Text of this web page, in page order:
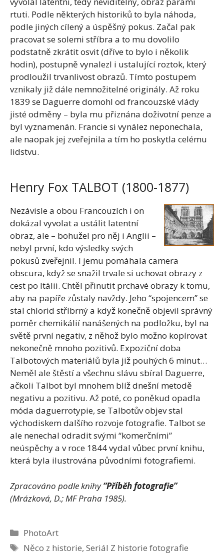
rtuti. Podle některých historiků to byla náhoda,
podle jiných cílený a úspěšný pokus. Začal pak
pracovat se solemi stříbra a to mu dovolilo
podstatně zkrátit osvit (dříve to bylo i několik
hodin), postupně vynalezl i ustalující roztok, který
prodloužil trvanlivost obrazů. Tímto postupem
vznikaly již dále nemnožitelné originály. Až roku
1839 se Daguerre domohl od francouzské vlády
jisté odměny – byla mu přiznána doživotní penze a
byl vyznamenán. Francie si vynález neponechala,
ale naopak jej zveřejnila a tím ho poskytla celému
lidstvu.
Henry Fox TALBOT (1800-1877)
Nezávisle a obou Francouzích i on
dokázal vyvolat a ustálit latentní
obraz, ale – bohužel pro něj i Anglii –
nebyl první, kdo výsledky svých
pokusů zveřejnil. I jemu pomáhala camera
obscura, když se snažil trvale si uchovat obrazy z
cest po Itálii. Chtěl přinutit prchavé obrazy k tomu,
aby na papíře zůstaly navždy. Jeho “spojencem” se
stal chlorid stříbrný a když konečně objevil správný
poměr chemikálií nanášených na podložku, byl na
světě první negativ, z něhož bylo možno kopírovat
nekonečně mnoho pozitivů. Expoziční doba
Talbotových materiálů byla již pouhých 6 minut…
Neměl ale štěstí a všechnu slávu sbíral Daguerre,
ačkoli Talbot byl mnohem blíž dnešní metodě
negativu a pozitivu. Až poté, co poněkud opadla
móda daguerrotypie, se Talbotův objev stal
východiskem dalšího rozvoje fotografie. Talbot se
ale nenechal odradit svými “komerčními”
neúspěchy a v roce 1844 vydal vůbec první knihu,
která byla ilustrována původními fotografiemi.
Zpracováno podle knihy“Příběh fotografie”
(Mrázková, D.; MF Praha 1985).
Rubriky
PhotoArt
Štítky
Něco z historie,Seriál Z historie fotografie